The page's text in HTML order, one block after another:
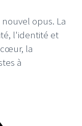
opus. La
l'identité et
cœur, la
à